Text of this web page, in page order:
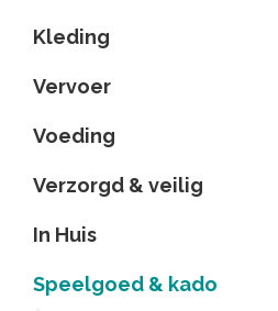
Kleding
Vervoer
Voeding
Verzorgd & veilig
In Huis
Speelgoed & kado